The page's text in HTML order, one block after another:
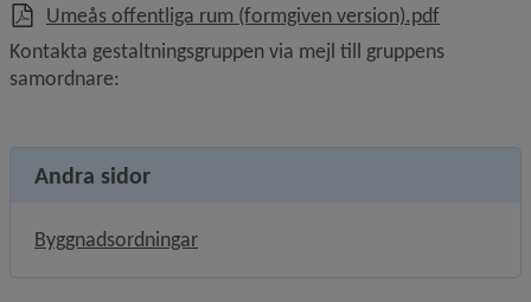
Umeås offentliga rum (formgiven version).pdf, 392.9
Kontakta gestaltningsgruppen via mejl till gruppens
samordnare:
Andra sidor
Byggnadsordningar